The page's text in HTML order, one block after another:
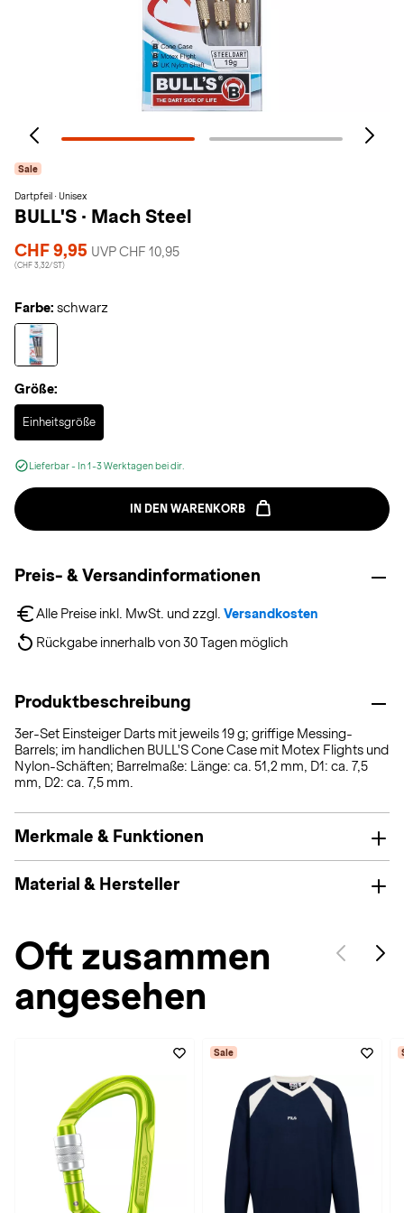
Sale
Dartpfeil · Unisex
BULL'S · Mach Steel
CHF 9,95 UVP CHF 10,95
(CHF 3,32/ST)
Farbe: schwarz
Größe:
Einheitsgröße
Selected
Lieferbar - In 1-3 Werktagen bei dir.
IN DEN WARENKORB
Preis- & Versandinformationen
Alle Preise inkl. MwSt. und zzgl. Versandkosten
Rückgabe innerhalb von 30 Tagen möglich
Produktbeschreibung
3er-Set Einsteiger Darts mit jeweils 19 g; griffige Messing-
Barrels; im handlichen BULL'S Cone Case mit Motex Flights und
Nylon-Schäften; Barrelmaße: Länge: ca. 51,2 mm, D1: ca. 7,5
mm, D2: ca. 7,5 mm.
Merkmale & Funktionen
Material & Hersteller
Oft zusammen
angesehen
Sale